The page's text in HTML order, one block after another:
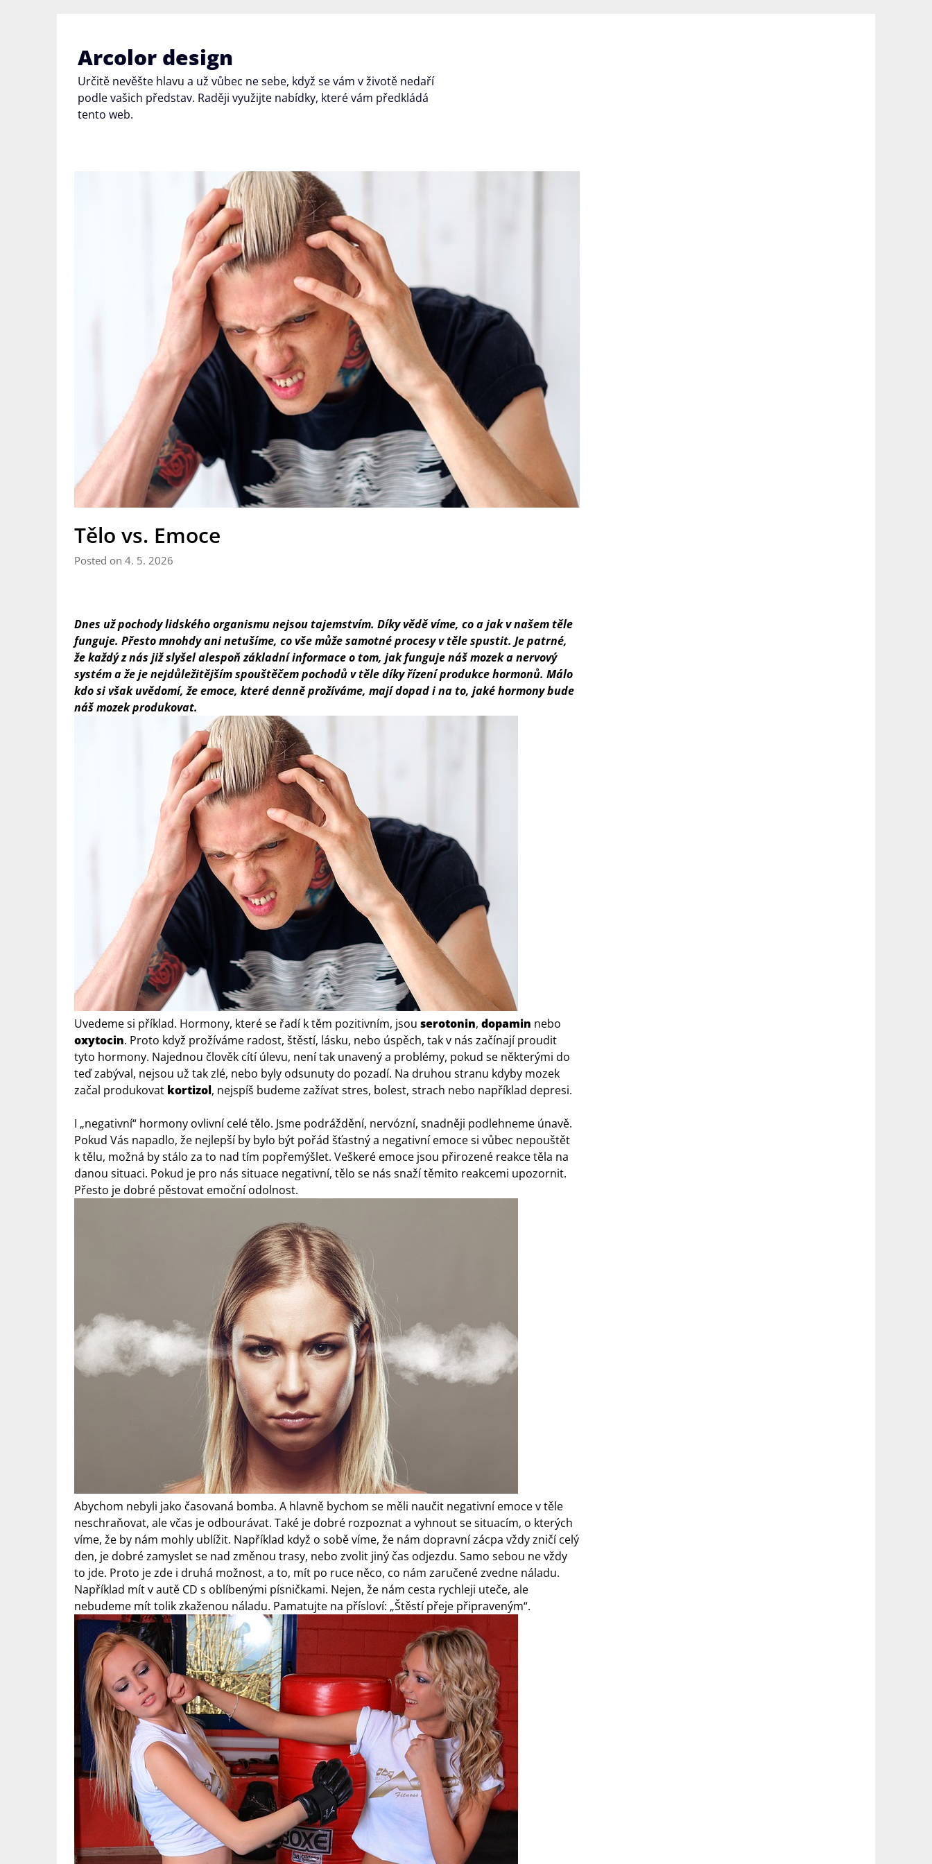
Arcolor design
Určitě nevěšte hlavu a už vůbec ne sebe, když se vám v životě nedaří
podle vašich představ. Raději využijte nabídky, které vám předkládá
tento web.
Tělo vs. Emoce
Posted on 4. 5. 2026
Dnes už pochody lidského organismu nejsou tajemstvím. Díky vědě víme, co a jak v našem těle
funguje. Přesto mnohdy ani netušíme, co vše může samotné procesy v těle spustit. Je patrné,
že každý z nás již slyšel alespoň základní informace o tom, jak funguje náš mozek a nervový
systém a že je nejdůležitějším spouštěčem pochodů v těle díky řízení produkce hormonů. Málo
kdo si však uvědomí, že emoce, které denně prožíváme, mají dopad i na to, jaké hormony bude
náš mozek produkovat.
Uvedeme si příklad. Hormony, které se řadí k těm pozitivním, jsou serotonin, dopamin nebo
oxytocin. Proto když prožíváme radost, štěstí, lásku, nebo úspěch, tak v nás začínají proudit
tyto hormony. Najednou člověk cítí úlevu, není tak unavený a problémy, pokud se některými do
teď zabýval, nejsou už tak zlé, nebo byly odsunuty do pozadí. Na druhou stranu kdyby mozek
začal produkovat kortizol, nejspíš budeme zažívat stres, bolest, strach nebo například depresi.
I „negativní“ hormony ovlivní celé tělo. Jsme podráždění, nervózní, snadněji podlehneme únavě.
Pokud Vás napadlo, že nejlepší by bylo být pořád šťastný a negativní emoce si vůbec nepouštět
k tělu, možná by stálo za to nad tím popřemýšlet. Veškeré emoce jsou přirozené reakce těla na
danou situaci. Pokud je pro nás situace negativní, tělo se nás snaží těmito reakcemi upozornit.
Přesto je dobré pěstovat emoční odolnost.
Abychom nebyli jako časovaná bomba. A hlavně bychom se měli naučit negativní emoce v těle
neschraňovat, ale včas je odbourávat. Také je dobré rozpoznat a vyhnout se situacím, o kterých
víme, že by nám mohly ublížit. Například když o sobě víme, že nám dopravní zácpa vždy zničí celý
den, je dobré zamyslet se nad změnou trasy, nebo zvolit jiný čas odjezdu. Samo sebou ne vždy
to jde. Proto je zde i druhá možnost, a to, mít po ruce něco, co nám zaručené zvedne náladu.
Například mít v autě CD s oblíbenými písničkami. Nejen, že nám cesta rychleji uteče, ale
nebudeme mít tolik zkaženou náladu. Pamatujte na přísloví: „Štěstí přeje připraveným“.